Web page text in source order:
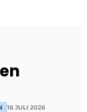
16 JULI 2026